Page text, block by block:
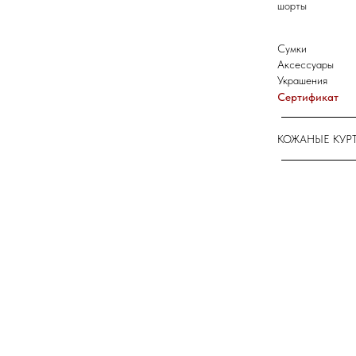
Сумки
Аксессуары
Сертификат
Украшения
шорты
КОЖАНЫЕ